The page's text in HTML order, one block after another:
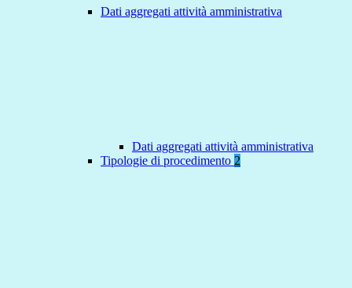
Dati aggregati attività amministrativa
Dati aggregati attività amministrativa
Tipologie di procedimento 2